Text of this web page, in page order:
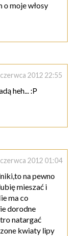
o moje włosy
2012 22:55
heh... :P
2012 01:04
na pewno
mieszać i
ma co
dorodne
natargać
kwiaty lipy